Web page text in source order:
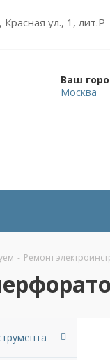
ул., 1, лит.Р
Ваш
Москва
- Ремонт